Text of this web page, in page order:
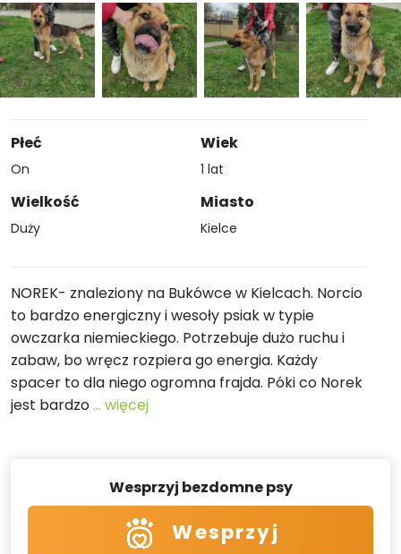
Płeć
On
Wielkość
Duży
Wiek
1 lat
Miasto
Kielce
NOREK- znaleziony na Bukówce w Kielcach. Norcio
to bardzo energiczny i wesoły psiak w typie
owczarka niemieckiego. Potrzebuje dużo ruchu i
zabaw, bo wręcz rozpiera go energia. Każdy
spacer to dla niego ogromna frajda. Póki co Norek
jest bardzo... więcej
Wesprzyj bezdomne psy
Wesprzyj